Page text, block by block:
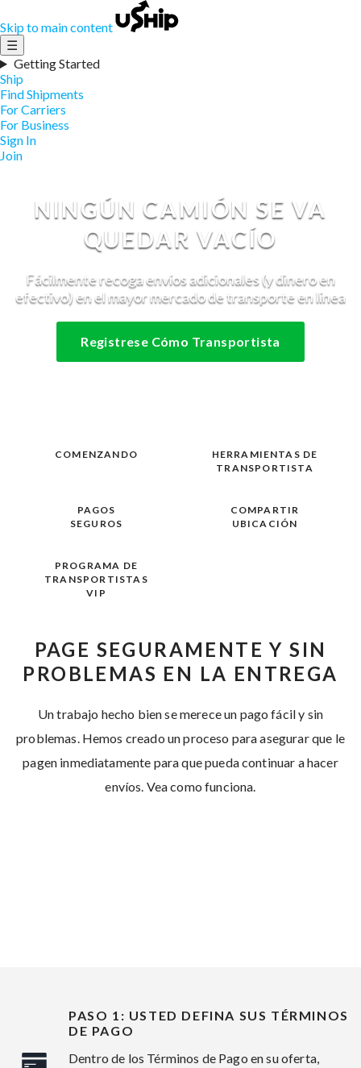
Skip to main content
☰
Getting Started
Ship
Find Shipments
For Carriers
For Business
Sign In
Join
NINGÚN CAMIÓN SE VA
QUEDAR VACÍO
Fácilmente recoga envíos adicionales (y dinero en
efectivo) en el mayor mercado de transporte en línea
Registrese Cómo Transportista
COMENZANDO
HERRAMIENTAS DE
TRANSPORTISTA
PAGOS
SEGUROS
COMPARTIR
UBICACIÓN
PROGRAMA DE
TRANSPORTISTAS
VIP
PAGE SEGURAMENTE Y SIN
PROBLEMAS EN LA ENTREGA
Un trabajo hecho bien se merece un pago fácil y sin
problemas. Hemos creado un proceso para asegurar que le
pagen inmediatamente para que pueda continuar a hacer
envíos. Vea como funciona.
PASO 1: USTED DEFINA SUS TÉRMINOS
DE PAGO
Dentro de los Términos de Pago en su oferta,